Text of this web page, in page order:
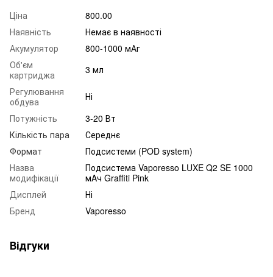
Ціна
800.00
Наявність
Немає в наявності
Акумулятор
800-1000 мАг
Об'єм
картриджа
3 мл
Регулювання
обдува
Ні
Потужність
3-20 Вт
Кількість пара
Середнє
Формат
Подсистеми (POD system)
Назва
модифікації
Подсистема Vaporesso LUXE Q2 SE 1000
мAч Graffiti Pink
Дисплей
Ні
Бренд
Vaporesso
Відгуки